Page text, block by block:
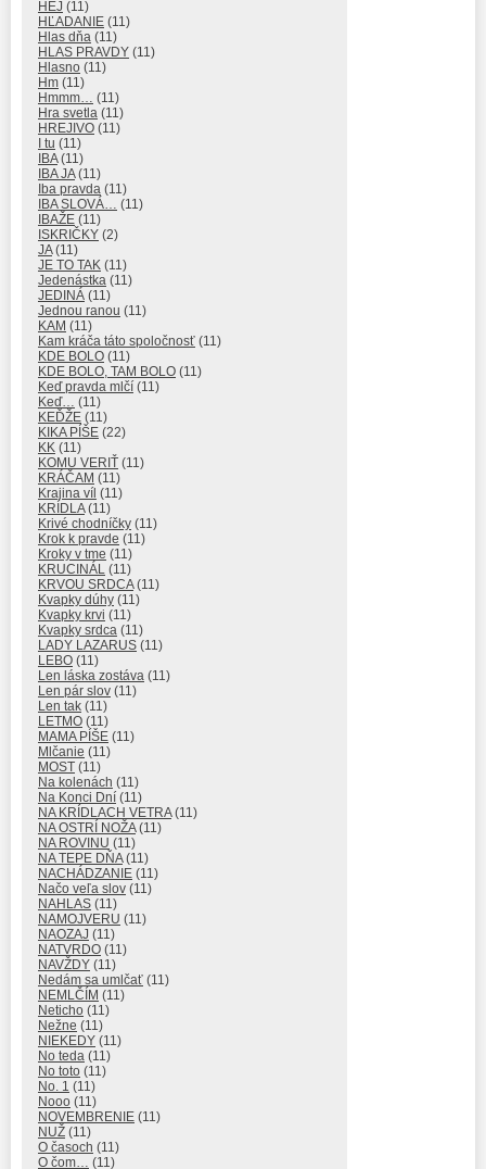
HEJ (11)
HĽADANIE (11)
Hlas dňa (11)
HLAS PRAVDY (11)
Hlasno (11)
Hm (11)
Hmmm…
(11)
Hra svetla (11)
HREJIVO (11)
I tu (11)
IBA(11)
IBA JA(11)
Iba pravda (11)
IBA SLOVÁ…
(11)
IBAŽE (11)
ISKRIČKY (2)
JA(11)
JE TO TAK (11)
Jedenástka (11)
JEDINÁ (11)
Jednou ranou (11)
KAM (11)
Kam kráča táto spoločnosť (11)
KDE BOLO (11)
KDE BOLO, TAM BOLO (11)
Keď pravda mlčí (11)
Keď…
(11)
KEĎŽE (11)
KIKA PÍŠE (22)
KK (11)
KOMU VERIŤ (11)
KRÁČAM (11)
Krajina víl (11)
KRÍDLA(11)
Krivé chodníčky (11)
Krok k pravde (11)
Kroky v tme (11)
KRUCINÁL (11)
KRVOU SRDCA(11)
Kvapky dúhy (11)
Kvapky krvi (11)
Kvapky srdca (11)
LADY LAZARUS (11)
LEBO (11)
Len láska zostáva (11)
Len pár slov (11)
Len tak (11)
LETMO (11)
MAMA PÍŠE (11)
Mlčanie (11)
MOST (11)
Na kolenách (11)
Na Konci Dní (11)
NA KRÍDLACH VETRA(11)
NA OSTRÍ NOŽA(11)
NA ROVINU (11)
NA TEPE DŇA(11)
NACHÁDZANIE (11)
Načo veľa slov (11)
NAHLAS (11)
NAMOJVERU (11)
NAOZAJ (11)
NATVRDO (11)
NAVŽDY (11)
Nedám sa umlčať (11)
NEMLČÍM (11)
Neticho (11)
Nežne (11)
NIEKEDY (11)
No teda (11)
No toto (11)
No. 1 (11)
Nooo (11)
NOVEMBRENIE (11)
NUŽ (11)
O časoch (11)
O čom…
(11)